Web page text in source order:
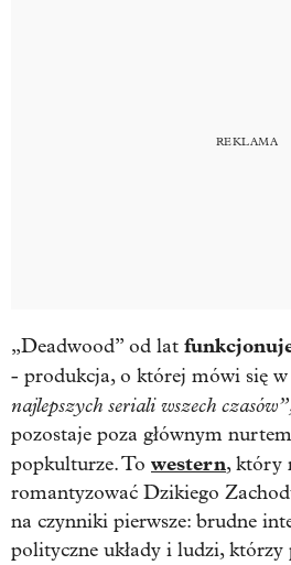
„Deadwood” od lat
- produkcja, o której mówi się
najlepszych seriali wszech
pozostaje poza głównym
popkulturze. To western, który
romantyzować Dzikiego
na czynniki pierwsze: brudne
polityczne układy i ludzi,